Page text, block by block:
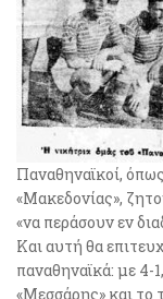
Παναθηναϊκοί,
«Μακεδονίας»,
«να περάσουν εν
Και αυτή θα
παναθηναϊκά: με 4-
«Μεσσάρης» και το